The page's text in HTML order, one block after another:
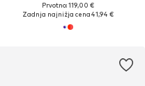
Prvotno: 119,00 €
Zadnja najnižja cena41,94 €